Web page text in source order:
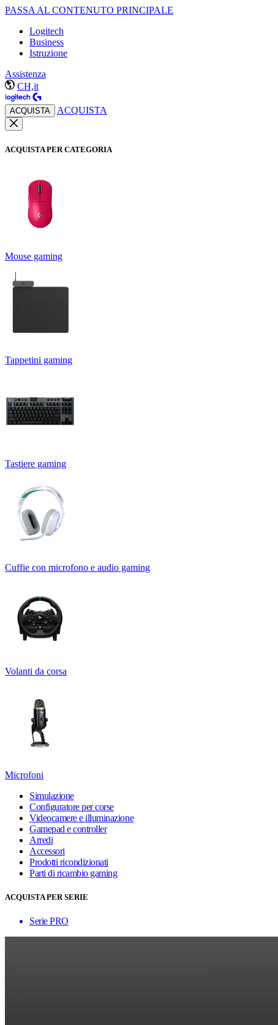
PASSA AL CONTENUTO PRINCIPALE
Logitech
Business
Istruzione
Assistenza
CH,it
ACQUISTA ACQUISTA
ACQUISTA PER CATEGORIA
Mouse gaming
Tappetini gaming
Tastiere gaming
Cuffie con microfono e audio gaming
Volanti da corsa
Microfoni
Simulazione
Configuratore per corse
Videocamere e illuminazione
Gamepad e controller
Arredi
Accessori
Prodotti ricondizionati
Parti di ricambio gaming
ACQUISTA PER SERIE
Serie PRO